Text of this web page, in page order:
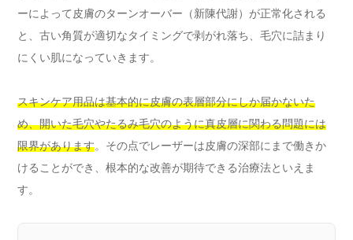
ーによって皮膚のターンオーバー（新陳代謝）が正常化される
と、古い角質が適切なタイミングで剥がれ落ち、毛穴に詰まり
にくい肌になっていきます。
スキンケア用品は基本的に皮膚の表層部分にしか届かないた
め、開いた毛穴やたるみ毛穴のように真皮層に関わる問題には
限界があります。その点でレーザーは皮膚の深部にまで働きか
けることができ、根本的な改善が期待できる治療法といえま
す。